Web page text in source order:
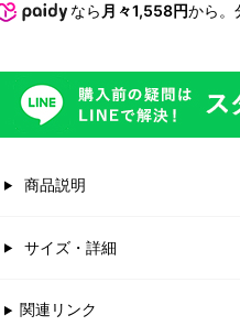
なら 月々1,558円から。
商品説明
サイズ・詳細
関連リンク